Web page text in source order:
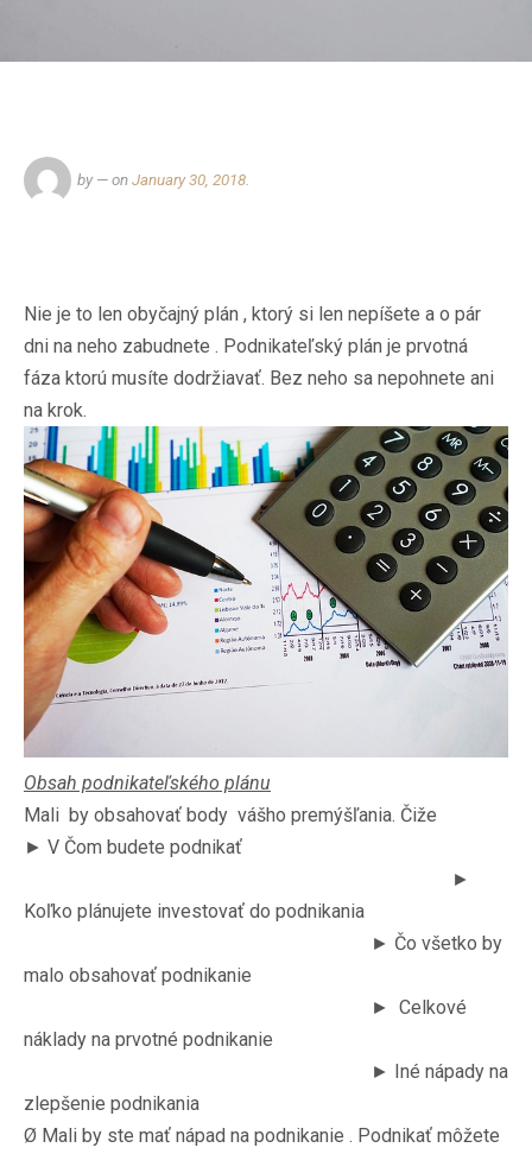
by — on January 30, 2018
Nie je to len obyčajný plán , ktorý si len nepíšete a o pár
dni na neho zabudnete . Podnikateľský plán je prvotná
fáza ktorú musíte dodržiavať. Bez neho sa nepohnete ani
na krok.
Obsah podnikateľského plánu
Mali by obsahovať body vášho premýšľania. Čiže
► V Čom budete podnikať
►
Koľko plánujete investovať do podnikania
► Čo všetko by
malo obsahovať podnikanie
► Celkové
náklady na prvotné podnikanie
► Iné nápady na
zlepšenie podnikania
Ø Mali by ste mať nápad na podnikanie . Podnikať môžete